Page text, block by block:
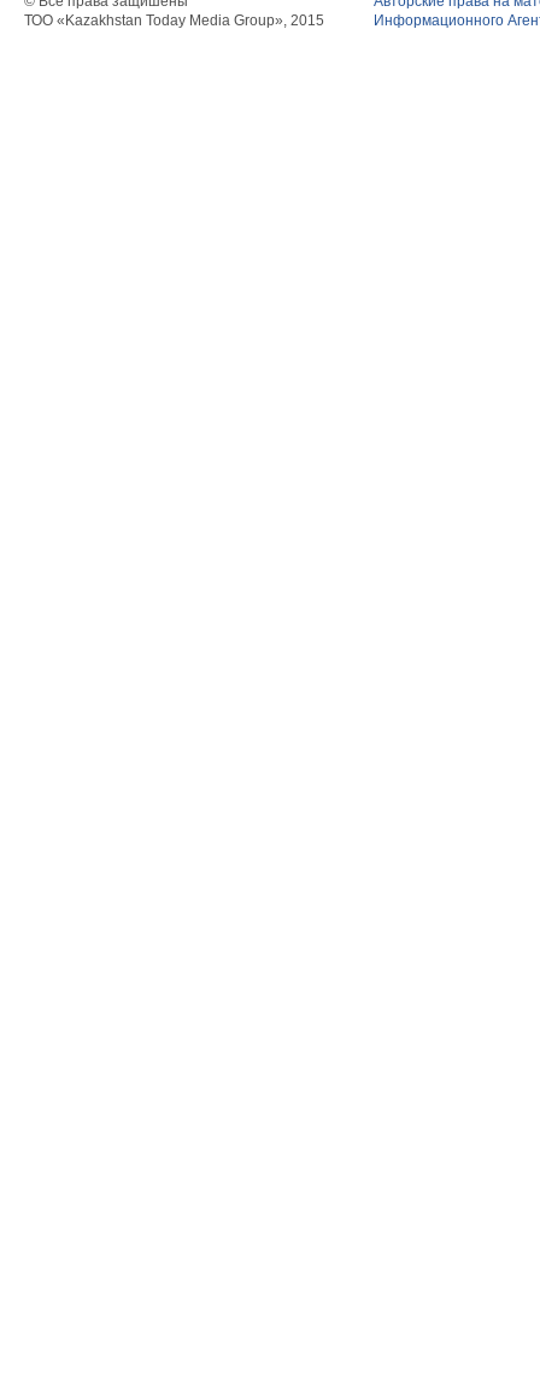
ТОО «Kazakhstan Today Media Group», 2015
Информационного